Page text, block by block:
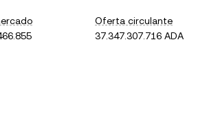
Oferta circulante
37.347.307.716 ADA